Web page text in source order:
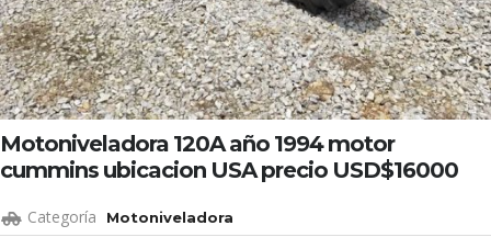
Motoniveladora 120A año 1994 motor
cummins ubicacion USA precio USD$16000
Categoría Motoniveladora